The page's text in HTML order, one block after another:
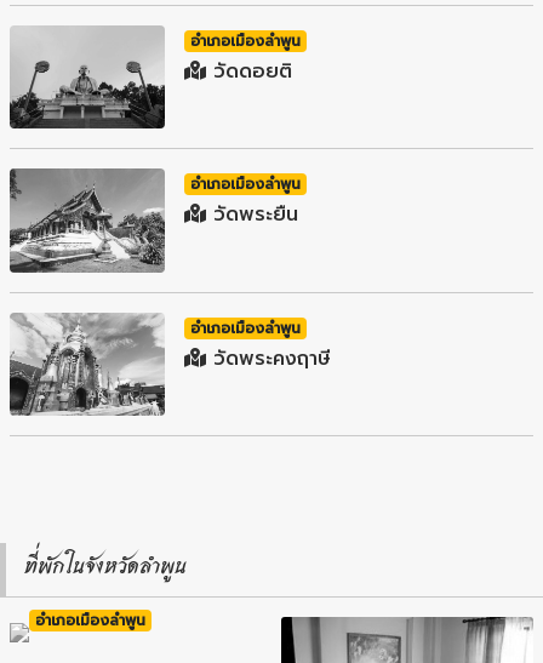
อำเภอเมืองลำพูน
วัดดอยติ
อำเภอเมืองลำพูน
วัดพระยืน
อำเภอเมืองลำพูน
วัดพระคงฤาษี
ที่พักในจังหวัดลำพูน
อำเภอเมืองลำพูน